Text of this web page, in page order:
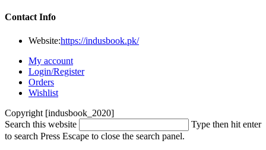
Contact Info
Website:https://indusbook.pk/
My account
Login/Register
Orders
Wishlist
Copyright [indusbook_2020]
Search this website
Type then hit enter
to search Press Escape to close the search panel.